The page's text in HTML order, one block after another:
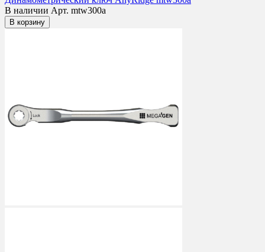
В наличии Арт. mtw300a
В корзину